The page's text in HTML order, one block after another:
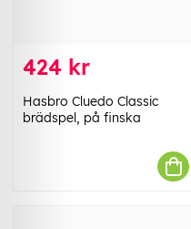
424 kr
Hasbro Cluedo Classic
brädspel, på finska